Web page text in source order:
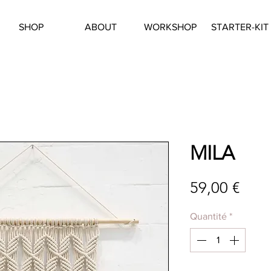
SHOP ABOUT WORKSHOP STARTER-KIT
MILA
59,00 €Prix
Quantité *